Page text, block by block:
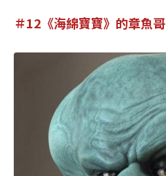
＃12《海綿寶寶》的章魚哥